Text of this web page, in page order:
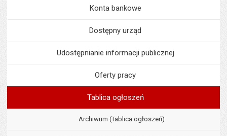
Konta bankowe
Dostępny urząd
Udostępnianie informacji publicznej
Oferty pracy
Tablica ogłoszeń
Archiwum (Tablica ogłoszeń)